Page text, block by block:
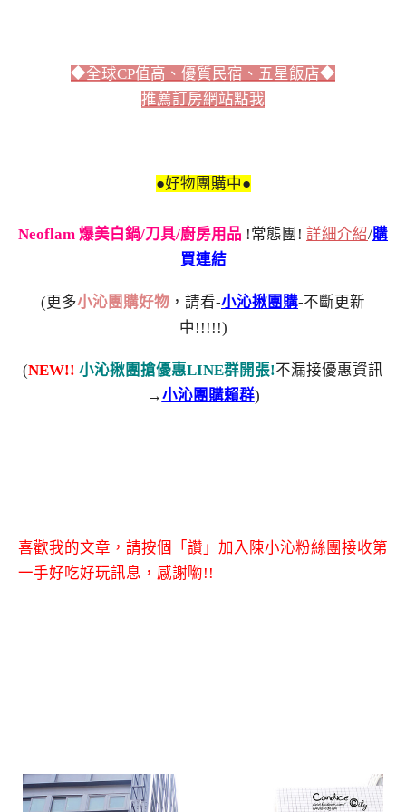
◆全球CP值高、優質民宿、五星飯店◆
推薦訂房網站點我
●好物團購中●
Neoflam 爆美白鍋/刀具/廚房用品 !常態團! 詳細介紹/購
買連結
(更多小沁團購好物 ，請看-小沁揪團購-不斷更新
中!!!!!)
(NEW!! 小沁揪團搶優惠LINE群開張!不漏接優惠資訊
→小沁團購賴群)
喜歡我的文章，請按個「讚」加入陳小沁粉絲團接收第
一手好吃好玩訊息，感謝喲!!